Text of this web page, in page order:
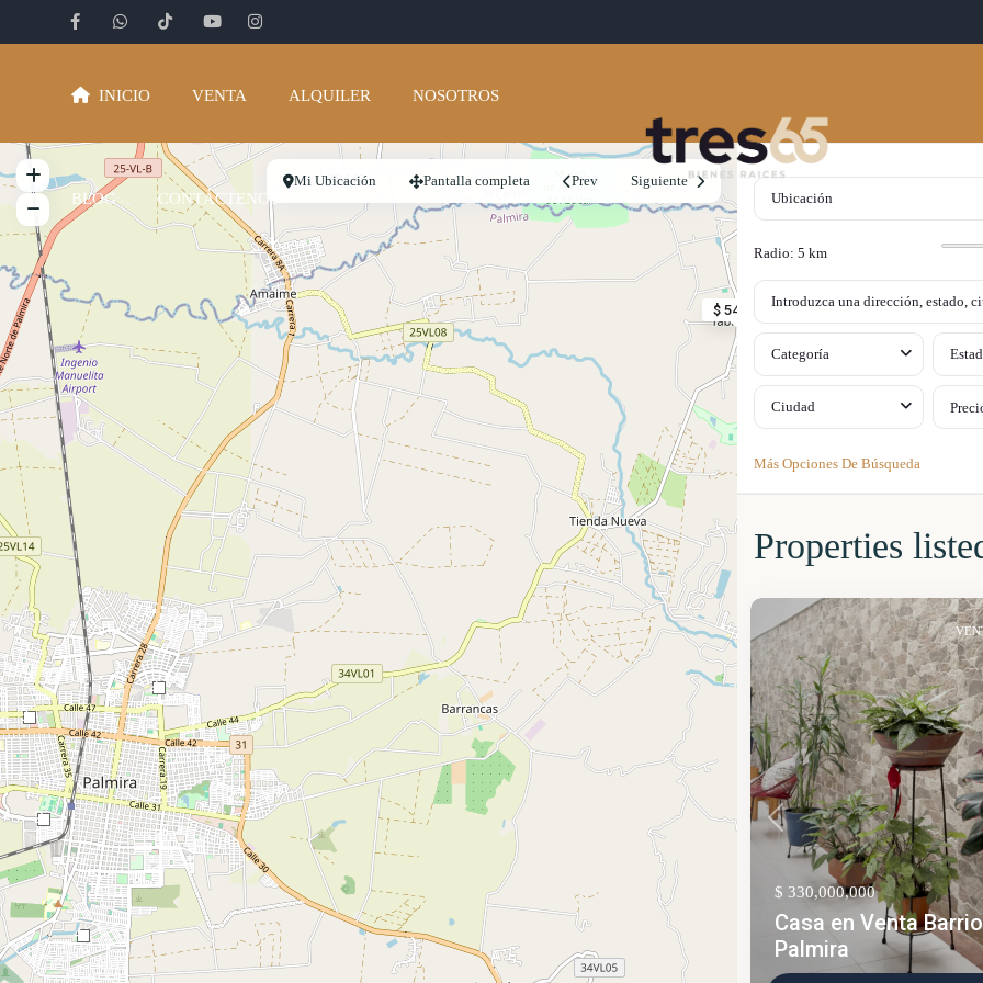
INICIO VENTA ALQUILER NOSOTROS
BLOG CONTÁCTENOS
2
2
3
4
$ 540M
Mi Ubicación Pantalla completa Prev Siguiente
Radio: 5 km
Categoría
Ciudad
Más Opciones De Búsqueda
Properties
Anterior
$ 330,000,000
Casa en Venta
Palmira